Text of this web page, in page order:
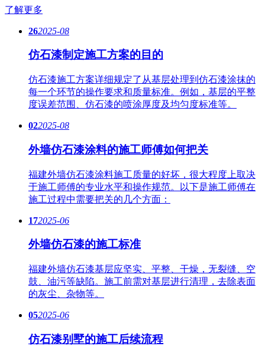
了解更多
262025-08
仿石漆制定施工方案的目的
仿石漆施工方案详细规定了从基层处理到仿石漆涂抹的
每一个环节的操作要求和质量标准。例如，基层的平整
度误差范围、仿石漆的喷涂厚度及均匀度标准等。
022025-08
外墙仿石漆涂料的施工师傅如何把关
福建外墙仿石漆涂料施工质量的好坏，很大程度上取决
于施工师傅的专业水平和操作规范。以下是施工师傅在
施工过程中需要把关的几个方面：
172025-06
外墙仿石漆的施工标准
福建外墙仿石漆基层应坚实、平整、干燥，无裂缝、空
鼓、油污等缺陷。施工前需对基层进行清理，去除表面
的灰尘、杂物等。
052025-06
仿石漆别墅的施工后续流程